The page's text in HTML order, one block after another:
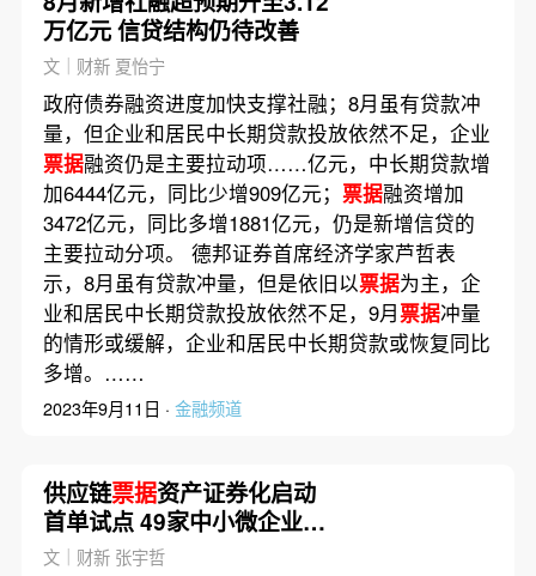
万亿元 信贷结构仍待改善
文｜财新 夏怡宁
政府债券融资进度加快支撑社融；8月虽有贷款冲
量，但企业和居民中长期贷款投放依然不足，企业
票据融资仍是主要拉动项……亿元，中长期贷款增
加6444亿元，同比少增909亿元； 票据融资增加
3472亿元，同比多增1881亿元，仍是新增信贷的
主要拉动分项。 德邦证券首席经济学家芦哲表
示，8月虽有贷款冲量，但是依旧以票据为主，企
业和居民中长期贷款投放依然不足，9月票据冲量
的情形或缓解，企业和居民中长期贷款或恢复同比
多增。……
2023年9月11日 · 金融频道
供应链票据资产证券化启动
首单试点 49家中小微企业盘
活资产
文｜财新 张宇哲